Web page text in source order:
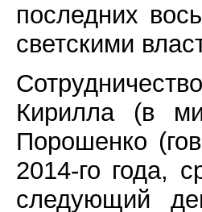
последних
светскими
Кирилла (в
Порошенко
2014-го года,
следующий